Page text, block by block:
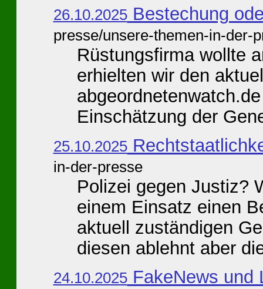
26.10.2025Bestechung
presse/unsere-themen-in-der-
Rüstungsfirma wollte
erhielten wir den
Einschätzung der
25.10.2025
in-der-presse
Polizei gegen Justiz?
einem Einsatz einen
aktuell zuständigen
diesen ablehnt aber
24.10.2025FakeNews und